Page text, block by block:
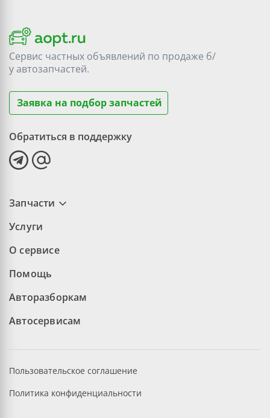
Сервис частных объявлений по продаже б/
уавтозапчастей.
Заявка на подбор запчастей
Обратиться в поддержку
Запчасти
Услуги
О сервисе
Помощь
Авторазборкам
Автосервисам
Пользовательское соглашение
Политика конфиденциальности